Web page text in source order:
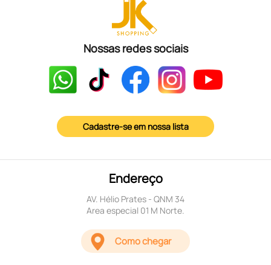
Nossas redes sociais
Cadastre-se em nossa lista
Endereço
AV. Hélio Prates - QNM 34
Area especial 01 M Norte.
Como chegar